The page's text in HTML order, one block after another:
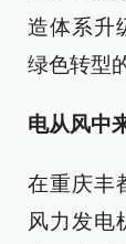
造体系升
绿色转型
电从风中
在重庆丰
风力发电